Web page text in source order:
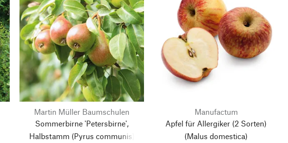
Martin Müller Baumschulen
Sommerbirne 'Petersbirne',
Halbstamm (Pyrus communis)
Manufactum
Apfel für Allergiker (2 Sorten)
(Malus domestica)